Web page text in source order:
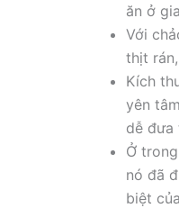
ăn ở
Với
thịt
Kích
yên
dễ đưa
Ở
nó đã
biệt